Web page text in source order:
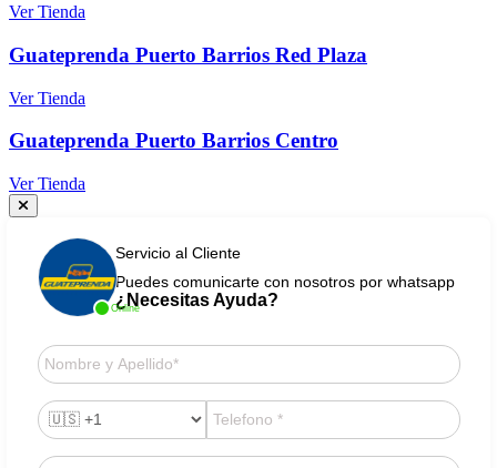
Ver Tienda
Guateprenda Puerto Barrios Red Plaza
Ver Tienda
Guateprenda Puerto Barrios Centro
Ver Tienda
Online
Servicio al Cliente
Puedes comunicarte con nosotros por whatsapp
¿Necesitas Ayuda?